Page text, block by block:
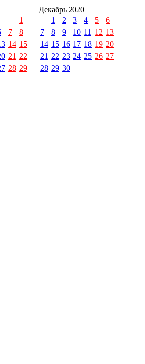
1
7
8
14 15
21 22
28 29
Декабрь 2020
1
2 3 4 5
6
7
8 9 10 11 12 13
14 15 16 17 18 19 20
21 22 23 24 25 26 27
28 29 30